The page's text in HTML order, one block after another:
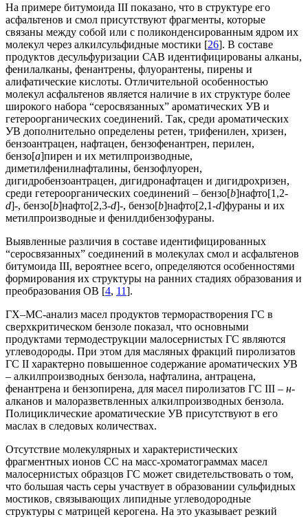
На примере битумоида III показано, что в структуре его
асфальтенов и смол присутствуют фрагменты, которые
связаны между собой или с поликонденсированным ядром их
молекул через алкилсульфидные мостики [26]. В составе
продуктов десульфуризации САВ идентифицированы алканы,
фенилалканы, фенантрены, флуорантены, пирены и
алифатические кислоты. Отличительной особенностью
молекул асфальтенов является наличие в их структуре более
широкого набора “серосвязанных” ароматических УВ и
гетероорганических соединений. Так, среди ароматических
УВ дополнительно определены ретен, трифенилен, хризен,
бензоантрацен, нафтацен, бензофенантрен, перилен,
бензо[a]пирен и их метилпроизводные,
диметилфенилнафталины, бензофлуорен,
дигидробензоантрацен, дигидронафтацен и дигидрохризен,
среди гетероорганических соединений – бензо[b]нафто[1,2-
d]-, бензо[b]нафто[2,3-d]-, бензо[b]нафто[2,1-d]фураны и их
метилпроизводные и фенилдибензофураны.
Выявленные различия в составе идентифицированных
“серосвязанных” соединений в молекулах смол и асфальтенов
битумоида III, вероятнее всего, определяются особенностями
формирования их структуры на ранних стадиях образования и
преобразования ОВ [4, 11].
ГХ–МС-анализ масел продуктов терморастворения ГС в
сверхкритическом бензоле показал, что основными
продуктами термодеструкции малосернистых ГС являются
углеводороды. При этом для масляных фракций пиролизатов
ГС II характерно повышенное содержание ароматических УВ
– алкилпроизводных бензола, нафталина, антрацена,
фенантрена и бензопирена, для масел пиролизатов ГС III – н-
алканов и малоразветвленных алкилпроизводных бензола.
Полициклические ароматические УВ присутствуют в его
маслах в следовых количествах.
Отсутствие молекулярных и характеристических
фрагментных ионов СС на масс-хроматограммах масел
малосернистых образцов ГС может свидетельствовать о том,
что большая часть серы участвует в образовании сульфидных
мостиков, связывающих липидные углеводородные
структуры с матрицей керогена. На это указывает резкий